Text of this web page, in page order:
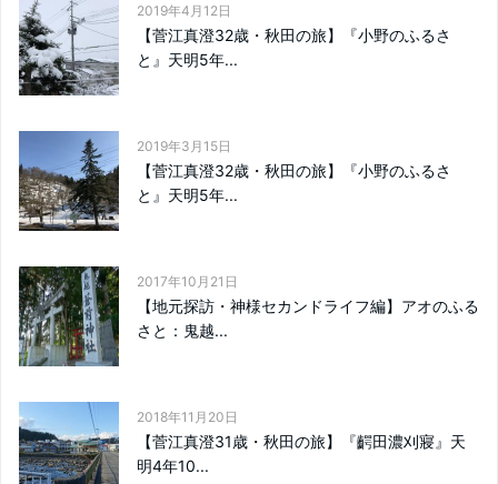
2019年4月12日
【菅江真澄32歳・秋田の旅】『小野のふるさ
と』天明5年...
2019年3月15日
【菅江真澄32歳・秋田の旅】『小野のふるさ
と』天明5年...
2017年10月21日
【地元探訪・神様セカンドライフ編】アオのふる
さと：鬼越...
2018年11月20日
【菅江真澄31歳・秋田の旅】『齶田濃刈寢』天
明4年10...